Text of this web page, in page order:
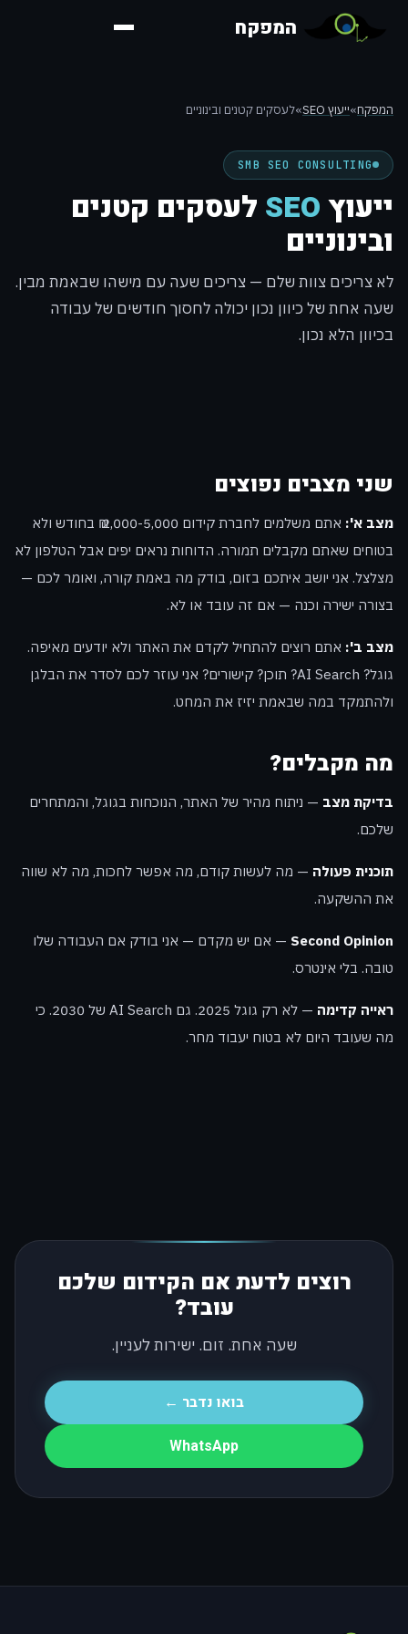
המפקח
המפקח»ייעוץ SEO »לעסקים קטנים ובינוניים
SMB SEO CONSULTING
ייעוץSEO לעסקים קטנים
ובינוניים
לא צריכים צוות שלם — צריכים שעה עם מישהו שבאמת מבין.
שעה אחת של כיוון נכון יכולה לחסוך חודשים של עבודה
בכיוון הלא נכון.
שני מצבים נפוצים
מצב א':
אתם משלמים לחברת קידום 2,000-5,000 ₪ בחודש ולא
בטוחים שאתם מקבלים תמורה. הדוחות נראים יפים אבל הטלפון לא
מצלצל. אני יושב איתכם בזום, בודק מה באמת קורה, ואומר לכם —
בצורה ישירה וכנה — אם זה עובד או לא.
מצב ב': אתם רוצים להתחיל לקדם את האתר ולא יודעים מאיפה.
גוגל? AI Search? תוכן? קישורים? אני עוזר לכם לסדר את הבלגן
ולהתמקד במה שבאמת יזיז את המחט.
מה מקבלים?
בדיקת מצב — ניתוח מהיר של האתר, הנוכחות בגוגל, והמתחרים
שלכם.
תוכנית פעולה — מה לעשות קודם, מה אפשר לחכות, מה לא שווה
את ההשקעה.
Second Opinion — אם יש מקדם — אני בודק אם העבודה שלו
טובה. בלי אינטרס.
ראייה קדימה
— לא רק גוגל 2025. גם AI Search של 2030. כי
מה שעובד היום לא בטוח יעבוד מחר.
רוצים לדעת אם הקידום שלכם
עובד?
שעה אחת. זום. ישירות לעניין.
בואו נדבר ←
WhatsApp